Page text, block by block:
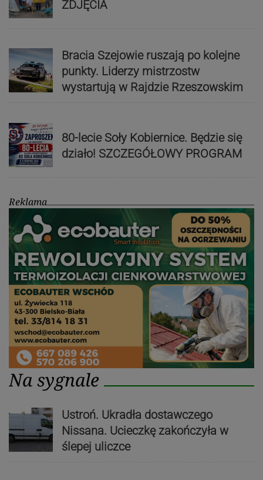
ZDJĘCIA
Bracia Szejowie ruszają po kolejne
punkty. Liderzy mistrzostw
wystartują w Rajdzie Rzeszowskim
80-lecie Soły Kobiernice. Będzie się
działo! SZCZEGÓŁOWY PROGRAM
Reklama
Na sygnale
Ustroń. Ukradła dostawczego
Nissana. Ucieczkę zakończyła w
ślepej uliczce